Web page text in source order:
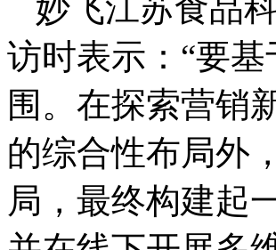
妙飞江苏食品
访时表示：“要
围。在探索营销
的综合性布局外
局，最终构建起